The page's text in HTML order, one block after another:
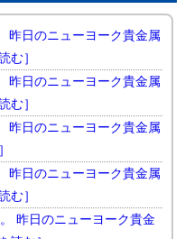
昨日のニューヨーク貴金属
む］
昨日のニューヨーク貴金属
む］
昨日のニューヨーク貴金属
昨日のニューヨーク貴金属
む］
昨日のニューヨーク貴金